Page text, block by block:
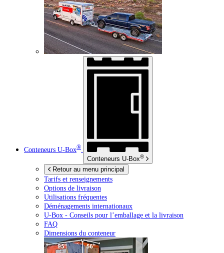
Conteneurs U-Box®
Conteneurs U-Box®
Retour au menu principal
Tarifs et renseignements
Options de livraison
Utilisations fréquentes
Déménagements internationaux
U-Box - Conseils pour l’emballage et la livraison
FAQ
Dimensions du conteneur